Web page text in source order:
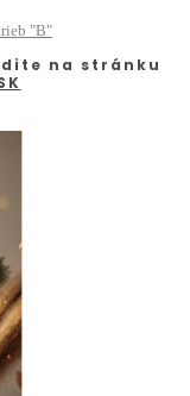
"B"
na stránku